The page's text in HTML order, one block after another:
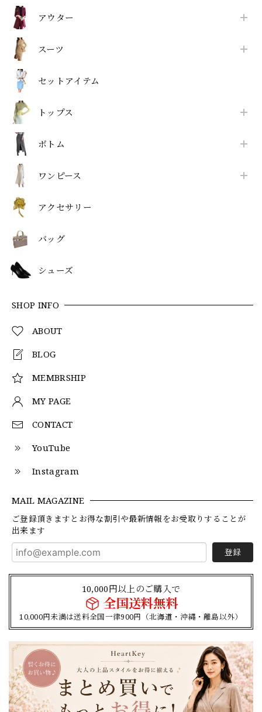
アウター
スーツ
セットアイテム
トップス
ボトム
ワンピース
アクセサリー
バッグ
シューズ
SHOP INFO
ABOUT
BLOG
MEMBRSHIP
MY PAGE
CONTACT
YouTube
Instagram
MAIL MAGAZINE
ご登録頂きますとお得な割引や最新情報をお受取りすることが
出来ます
登録
10,000円以上のご購入で
全国送料無料
10,000円未満は送料全国一律900円（北海道・沖縄・離島以外）